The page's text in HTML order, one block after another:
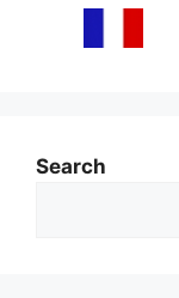
Search